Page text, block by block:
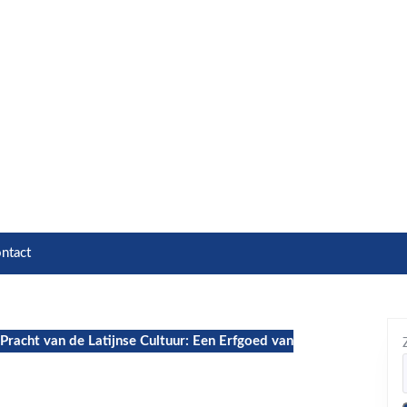
Pracht van de Latijnse Cultuur: Een Erfgoed van